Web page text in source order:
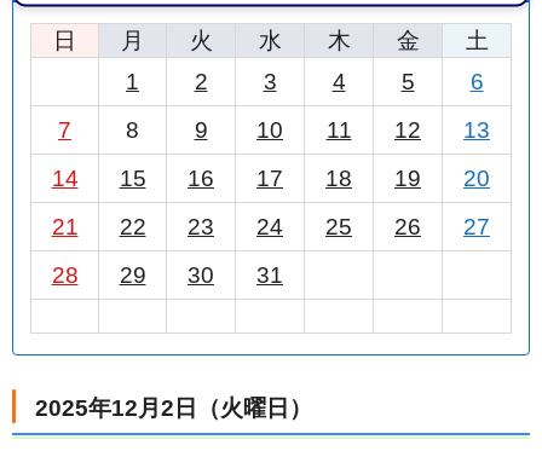
日 月 火 水 木 金
土
1
2 3 4 5
6
7
8 9 10 11 12
13
14
15 16 17 18 19
20
21
22 23 24 25 26
27
28
29 30 31
2025年12月2日（火曜日）